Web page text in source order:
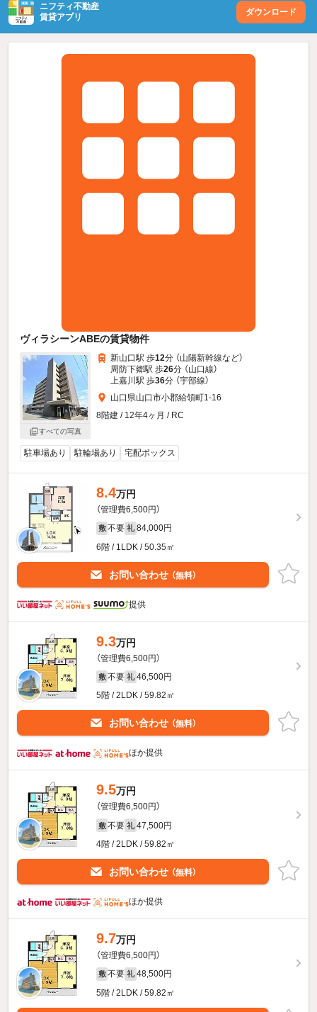
ニフティ不動産
賃貸アプリ
ダウンロード
ヴィラシーンABEの賃貸物件
すべての写真
新山口駅 歩12分 （山陽新幹線など）
周防下郷駅 歩26分 （山口線）
上嘉川駅 歩36分 （宇部線）
山口県山口市小郡給領町1-16
8階建 / 12年4ヶ月 / RC
駐車場あり 駐輪場あり 宅配ボックス
8.4万円
（管理費6,500円）
敷 不要 礼 84,000円
6階 / 1LDK / 50.35㎡
お問い合わせ （無料）
提供
9.3万円
（管理費6,500円）
敷 不要 礼 46,500円
5階 / 2LDK / 59.82㎡
お問い合わせ （無料）
ほか提供
9.5万円
（管理費6,500円）
敷 不要 礼 47,500円
4階 / 2LDK / 59.82㎡
お問い合わせ （無料）
ほか提供
9.7万円
（管理費6,500円）
敷 不要 礼 48,500円
5階 / 2LDK / 59.82㎡